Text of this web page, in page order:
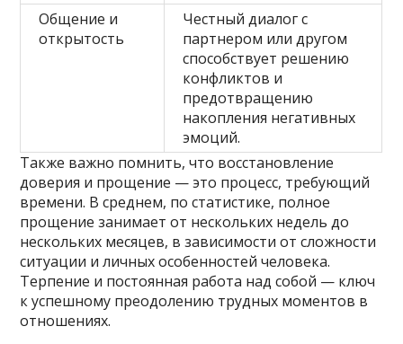
Общение и
открытость
Честный диалог с
партнером или другом
способствует решению
конфликтов и
предотвращению
накопления негативных
эмоций.
Также важно помнить, что восстановление
доверия и прощение — это процесс, требующий
времени. В среднем, по статистике, полное
прощение занимает от нескольких недель до
нескольких месяцев, в зависимости от сложности
ситуации и личных особенностей человека.
Терпение и постоянная работа над собой — ключ
к успешному преодолению трудных моментов в
отношениях.